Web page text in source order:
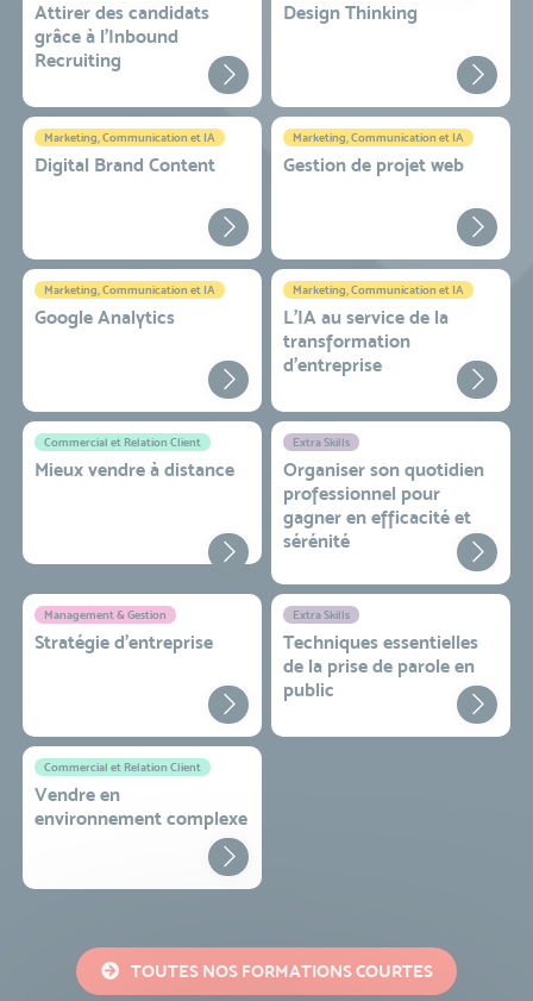
Attirer des candidats
grâce à l’Inbound
Recruiting
Design Thinking
Marketing, Communication et IA
Digital Brand Content
Marketing, Communication et IA
Gestion de projet web
Marketing, Communication et IA
Google Analytics
Marketing, Communication et IA
L'IA au service de la
transformation
d'entreprise
Commercial et Relation Client
Mieux vendre à distance
Extra Skills
Organiser son quotidien
professionnel pour
gagner en efficacité et
sérénité
Management & Gestion
Stratégie d’entreprise
Extra Skills
Techniques essentielles
de la prise de parole en
public
Commercial et Relation Client
Vendre en
environnement complexe
TOUTES NOS FORMATIONS COURTES